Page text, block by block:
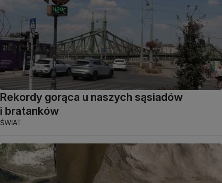
Rekordy gorąca u naszych sąsiadów
i bratanków
ŚWIAT